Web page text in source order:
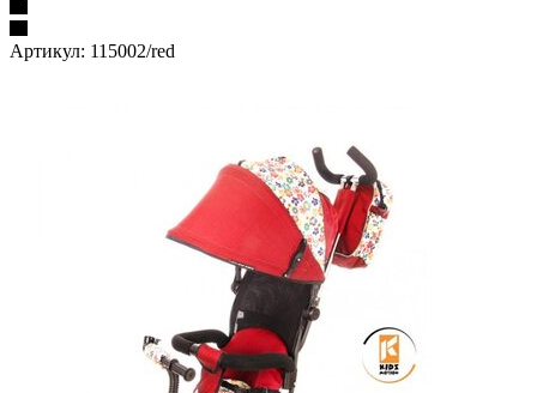
Артикул: 115002/red